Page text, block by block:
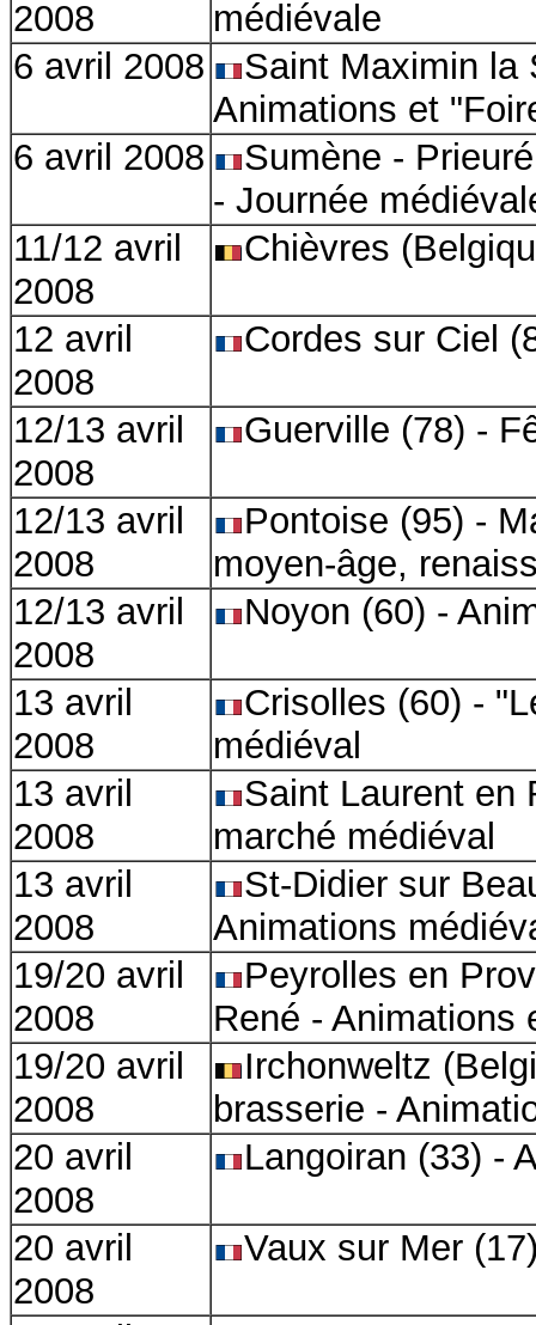
2008
médiévale
6 avril 2008
Saint Maximin la
Animations et
6 avril 2008
Sumène -
- Journée
11/12 avril
2008
Chièvres
12 avril
2008
Cordes sur Ciel
12/13 avril
2008
Guerville (78) -
12/13 avril
2008
Pontoise (95) -
moyen-âge,
12/13 avril
2008
Noyon (60) -
13 avril
2008
Crisolles (60) -
médiéval
13 avril
2008
Saint Laurent en
marché médiéval
13 avril
2008
St-Didier sur
Animations
19/20 avril
2008
Peyrolles en
René - Animations
19/20 avril
2008
Irchonweltz
brasserie -
20 avril
2008
Langoiran (33) -
20 avril
2008
Vaux sur Mer